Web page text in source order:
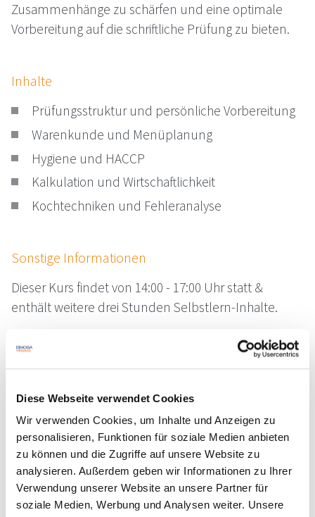
Diese Webseite verwendet Cookies
Wir verwenden Cookies, um Inhalte und Anzeigen zu
personalisieren, Funktionen für soziale Medien anbieten
zu können und die Zugriffe auf unsere Website zu
analysieren. Außerdem geben wir Informationen zu Ihrer
Verwendung unserer Website an unsere Partner für
soziale Medien, Werbung und Analysen weiter. Unsere
Zusammenhänge zu schärfen und eine optimale
Vorbereitung auf die schriftliche Prüfung zu bieten.
Inhalte
Prüfungsstruktur und persönliche Vorbereitung
Warenkunde und Menüplanung
Hygiene und HACCP
Kalkulation und Wirtschaftlichkeit
Kochtechniken und Fehleranalyse
Sonstige Informationen
Dieser Kurs findet von 14:00 - 17:00 Uhr statt &
enthält weitere drei Stunden Selbstlern-Inhalte.
Matthias Walter
Matthias Walter
Termine
23.10.2026